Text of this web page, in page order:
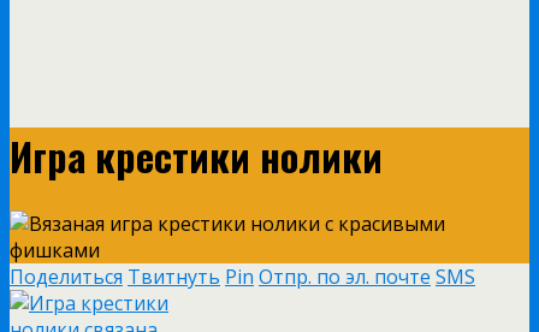
Игра крестики нолики
Поделиться Твитнуть Pin Отпр. по эл. почте SMS